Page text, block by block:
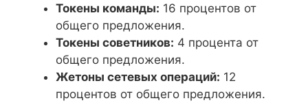
Токены команды: 16 процентов от
общего предложения.
Токены советников: 4 процента от
общего предложения.
Жетоны сетевых операций: 12
процентов от общего предложения.